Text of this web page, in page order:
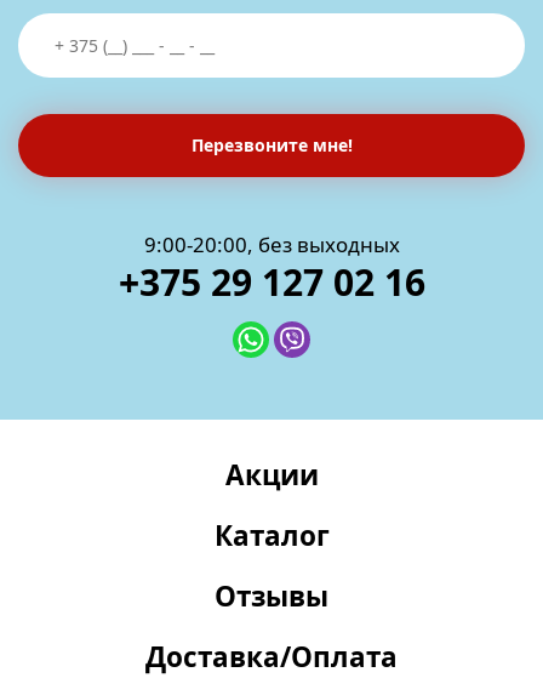
Перезвоните мне!
9:00-20:00, без выходных
+375 29 127 02 16
Акции
Каталог
Отзывы
Доставка/Оплата